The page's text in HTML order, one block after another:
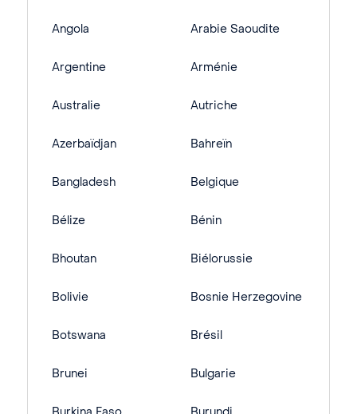
Angola Arabie Saoudite
Argentine Arménie
Australie Autriche
Azerbaïdjan Bahreïn
Bangladesh Belgique
Bélize Bénin
Bhoutan Biélorussie
Bolivie Bosnie Herzegovine
Botswana Brésil
Brunei Bulgarie